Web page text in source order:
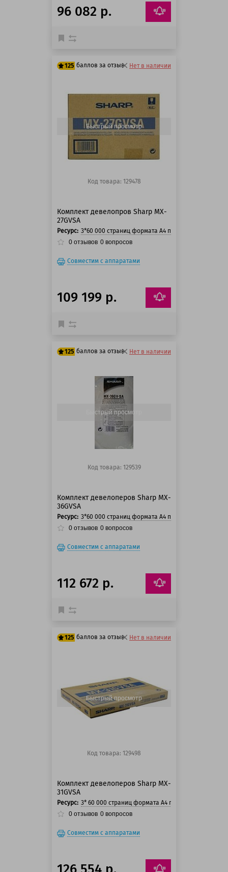
96 082 р.
125 баллов за отзыв
100 баллов
125 баллов
Нет в наличии
Быстрый просмотр
Код товара: 129478
Комплект девелопров Sharp MX-
27GVSA
Ресурс: 3*60 000 страниц формата А4 при 5% заполнении
0 отзывов 0 вопросов
Совместим с аппаратами
109 199 р.
125 баллов за отзыв Нет в наличии
Быстрый просмотр
Код товара: 129539
Комплект девелоперов Sharp MX-
36GVSA
Ресурс: 3*60 000 страниц формата А4 при 5% заполнении
0 отзывов 0 вопросов
Совместим с аппаратами
112 672 р.
125 баллов за отзыв Нет в наличии
Быстрый просмотр
Код товара: 129498
Комплект девелоперов Sharp MX-
31GVSA
Ресурс: 3* 60 000 страниц формата А4 при 5% заполнении
0 отзывов 0 вопросов
Совместим с аппаратами